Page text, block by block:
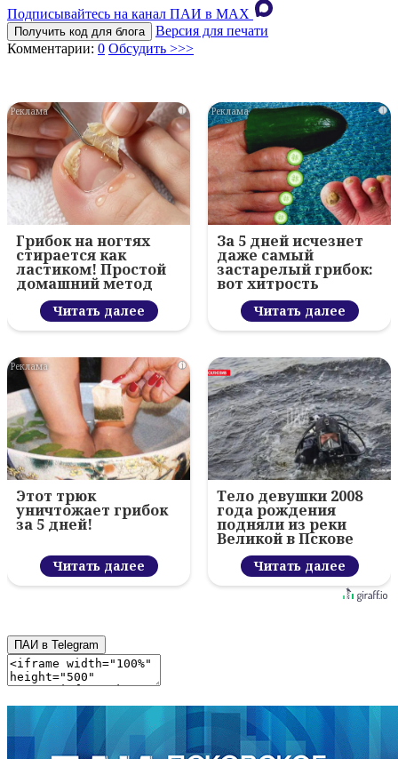
Подписывайтесь на канал ПАИ в MAХ
Получить код для блога
Версия для печати
Комментарии: 0 Обсудить >>>
i
Грибок на ногтях
стирается как
ластиком! Простой
домашний метод
Читать далее
i
За 5 дней исчезнет
даже самый
застарелый грибок:
вот хитрость
Читать далее
i
Этот трюк
уничтожает грибок
за 5 дней!
Читать далее
Тело девушки 2008
года рождения
подняли из реки
Великой в Пскове
Читать далее
ПАИ в Telegram